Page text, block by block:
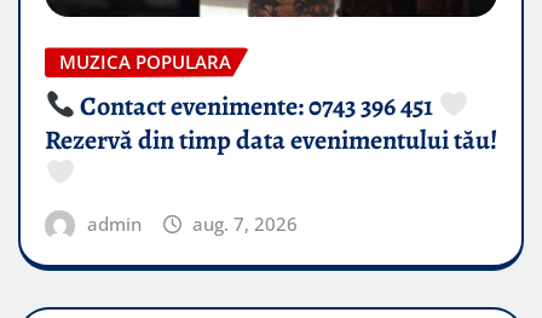
MUZICA POPULARA
Contact evenimente: 0743 396 451
Rezervă din timp data evenimentului tău!
admin aug. 7, 2026